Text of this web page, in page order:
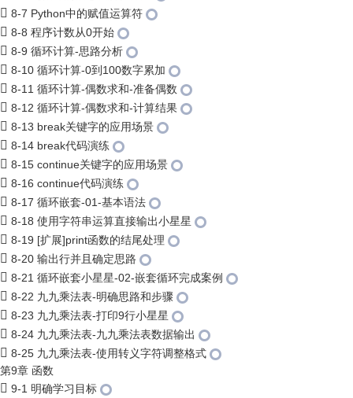
8-7 Python中的赋值运算符
8-8 程序计数从0开始
8-9 循环计算-思路分析
8-10 循环计算-0到100数字累加
8-11 循环计算-偶数求和-准备偶数
8-12 循环计算-偶数求和-计算结果
8-13 break关键字的应用场景
8-14 break代码演练
8-15 continue关键字的应用场景
8-16 continue代码演练
8-17 循环嵌套-01-基本语法
8-18 使用字符串运算直接输出小星星
8-19 [扩展]print函数的结尾处理
8-20 输出行并且确定思路
8-21 循环嵌套小星星-02-嵌套循环完成案例
8-22 九九乘法表-明确思路和步骤
8-23 九九乘法表-打印9行小星星
8-24 九九乘法表-九九乘法表数据输出
8-25 九九乘法表-使用转义字符调整格式
第9章 函数
9-1 明确学习目标